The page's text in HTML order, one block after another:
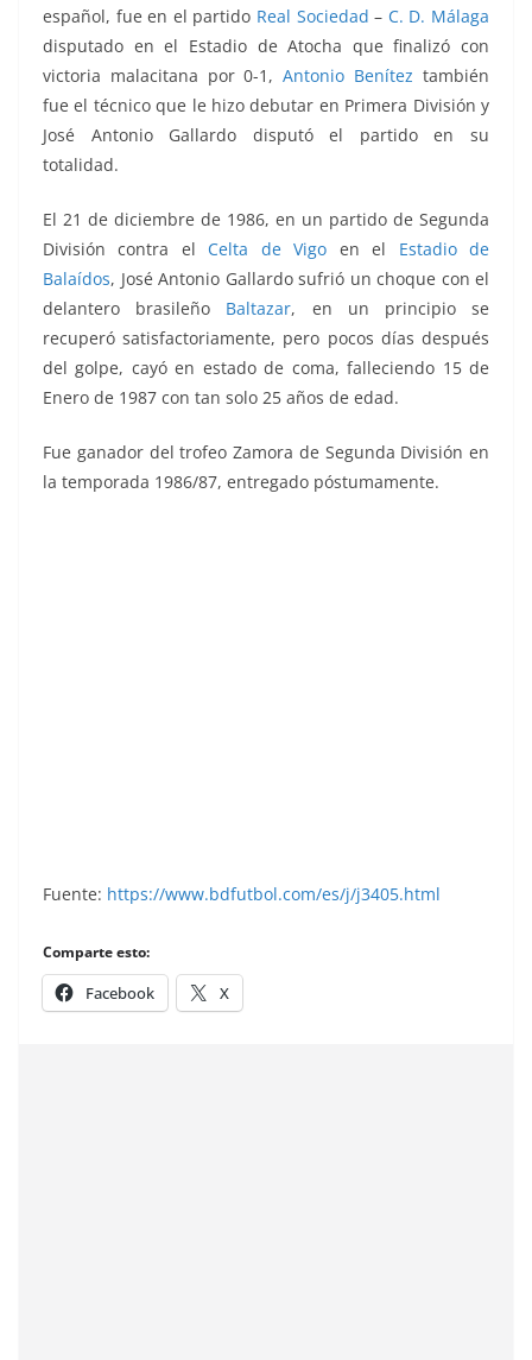
español, fue en el partido Real Sociedad – C. D. Málaga
disputado en el Estadio de Atocha que finalizó con
victoria malacitana por 0-1,Antonio Benítez también
fue el técnico que le hizo debutar en Primera División y
José Antonio Gallardo disputó el partido en su
totalidad.
El 21 de diciembre de 1986, en un partido de Segunda
División contra el Celta de Vigo en el Estadio de
Balaídos, José Antonio Gallardo sufrió un choque con el
delantero brasileño Baltazar, en un principio se
recuperó satisfactoriamente, pero pocos días después
del golpe, cayó en estado de coma, falleciendo 15 de
Enero de 1987 con tan solo 25 años de edad.
Fue ganador del trofeo Zamora de Segunda División en
la temporada 1986/87, entregado póstumamente.
Fuente: https://www.bdfutbol.com/es/j/j3405.html
Comparte esto:
Facebook X